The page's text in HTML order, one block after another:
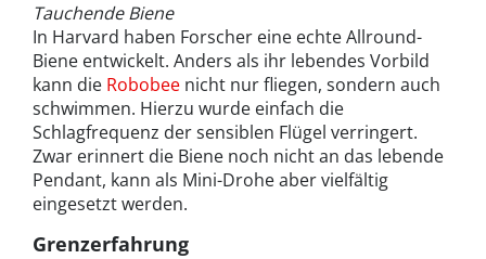
Tauchende Biene
In Harvard haben Forscher eine echte Allround-
Biene entwickelt. Anders als ihr lebendes Vorbild
kann die Robobee nicht nur fliegen, sondern auch
schwimmen. Hierzu wurde einfach die
Schlagfrequenz der sensiblen Flügel verringert.
Zwar erinnert die Biene noch nicht an das lebende
Pendant, kann als Mini-Drohe aber vielfältig
eingesetzt werden.
Grenzerfahrung